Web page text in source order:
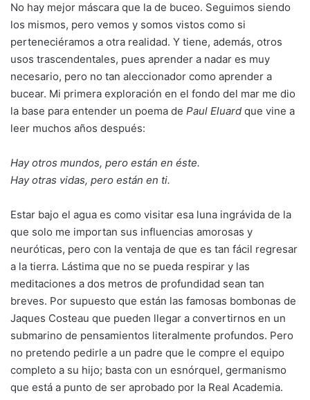
No hay mejor máscara que la de buceo. Seguimos siendo
los mismos, pero vemos y somos vistos como si
perteneciéramos a otra realidad. Y tiene, además, otros
usos trascendentales, pues aprender a nadar es muy
necesario, pero no tan aleccionador como aprender a
bucear. Mi primera exploración en el fondo del mar me dio
la base para entender un poema de Paul Eluard que vine a
leer muchos años después:
Hay otros mundos, pero están en éste.
Hay otras vidas, pero están en ti.
Estar bajo el agua es como visitar esa luna ingrávida de la
que solo me importan sus influencias amorosas y
neuróticas, pero con la ventaja de que es tan fácil regresar
a la tierra. Lástima que no se pueda respirar y las
meditaciones a dos metros de profundidad sean tan
breves. Por supuesto que están las famosas bombonas de
Jaques Costeau que pueden llegar a convertirnos en un
submarino de pensamientos literalmente profundos. Pero
no pretendo pedirle a un padre que le compre el equipo
completo a su hijo; basta con un esnórquel, germanismo
que está a punto de ser aprobado por la Real Academia.